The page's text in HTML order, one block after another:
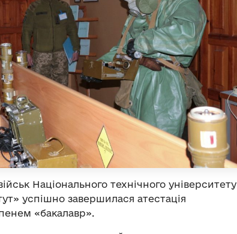
Національного технічного університету
успішно завершилася атестація
«бакалавр».